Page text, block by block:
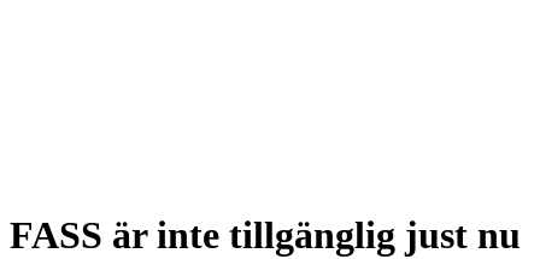
FASS är inte tillgänglig just nu